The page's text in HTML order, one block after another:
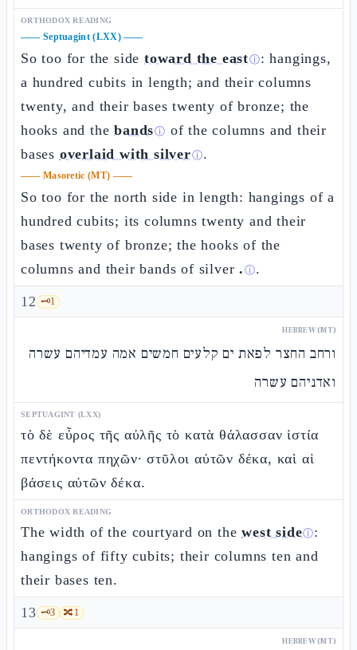
ORTHODOX READING
—— Septuagint (LXX)——
So too for the side toward the eastⓘ: hangings,
a hundred cubits in length; and their columns
twenty, and their bases twenty of bronze; the
hooks and thebandsⓘ of the columns and their
bases overlaid with silverⓘ.
—— Masoretic (MT) ——
So too for the north side in length: hangings of a
hundred cubits; its columns twenty and their
bases twenty of bronze; the hooks of the
columns and their bands of silver. ⓘ.
12 🗝️1
HEBREW (MT)
ורחב החצר לפאת ים קלעים חמשים אמה עמדיהם עשרה
ואדניהם עשרה
SEPTUAGINT (LXX)
τὸ δὲ εὖρος τῆς αὐλῆς τὸ κατὰ θάλασσαν ἱστία
πεντήκοντα πηχῶν· στῦλοι αὐτῶν δέκα, καὶ αἱ
βάσεις αὐτῶν δέκα.
ORTHODOX READING
The width of the courtyard on thewest sideⓘ:
hangings of fifty cubits; their columns ten and
their bases ten.
13 🗝️3 🔀1
HEBREW (MT)